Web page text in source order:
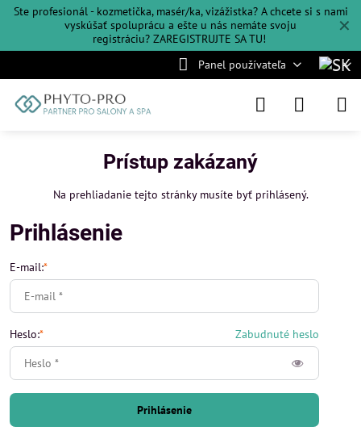
✕
Ste profesionál - kozmetička, masér/ka, vizážistka? A chcete si s nami
vyskúšať spoluprácu a ešte u nás nemáte svoju
registráciu? ZAREGISTRUJTE SA TU!
Panel používateľa
Prístup zakázaný
Na prehliadanie tejto stránky musíte byť prihlásený.
Prihlásenie
E-mail:*
Zabudnuté heslo
Heslo:*
Prihlásenie